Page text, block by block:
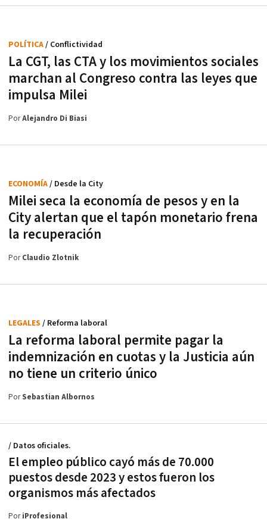
La CGT, las CTA y los movimientos sociales
marchan al Congreso contra las leyes que
impulsa Milei
POLÍTICA/ Conflictividad
PorAlejandro Di Biasi
Milei seca la economía de pesos y en la
City alertan que el tapón monetario frena
la recuperación
ECONOMÍA/ Desde la City
PorClaudio Zlotnik
La reforma laboral permite pagar la
indemnización en cuotas y la Justicia aún
no tiene un criterio único
LEGALES / Reforma laboral
PorSebastian Albornos
El empleo público cayó más de 70.000
puestos desde 2023 y estos fueron los
organismos más afectados
/ Datos oficiales.
PoriProfesional